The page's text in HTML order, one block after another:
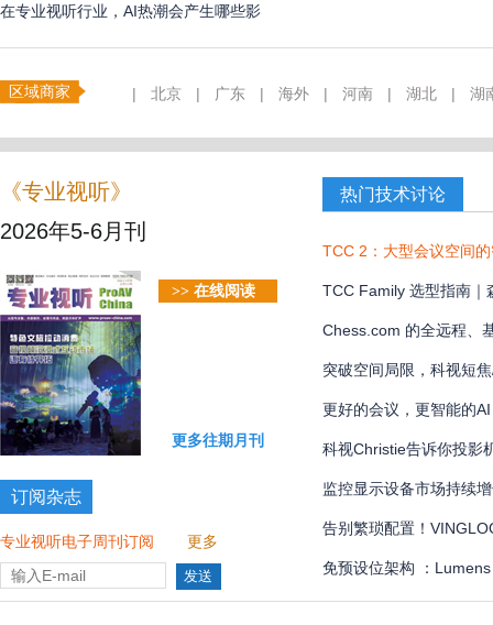
在专业视听行业，AI热潮会产生哪些影
响？
区域商家 | 北京 | 广东 | 海外 | 河南 | 湖北 | 湖
《专业视听》
2026年5-6月刊
>> 在线阅读
更多往期月刊
订阅杂志
专业视听电子周刊订阅 更多
热门技术讨论
TCC 2：大型会议空间
TCC Family 选型指南｜
款？
Chess.com 的全远程、
国际象棋比赛多达 300
突破空间局限，科视短
更好的会议，更智能的AI
科视Christie告诉你投影
监控显示设备市场持续
告别繁琐配置！
管理界面全解
免预设位架构 ：
全自动化